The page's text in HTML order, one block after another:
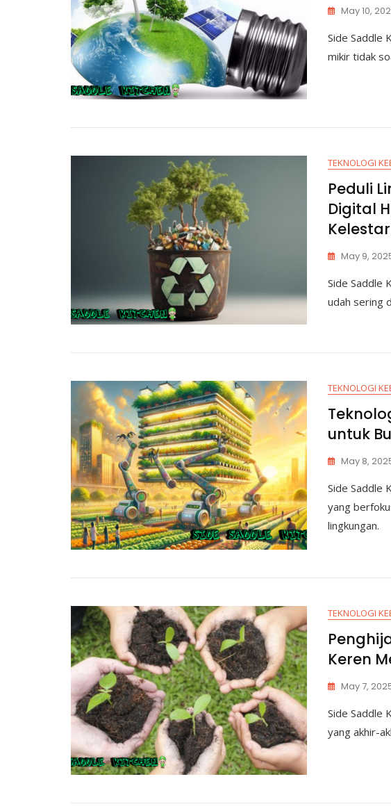
May 10,
Side Saddle
mikir tidak
TEKNOLOGI
Peduli
Digital
May 9,
Side Saddle
udah sering
TEKNOLOGI
untuk
May 8,
Side Saddle
yang
lingkungan.
TEKNOLOGI
Keren
May 7,
Side Saddle
yang akhir-